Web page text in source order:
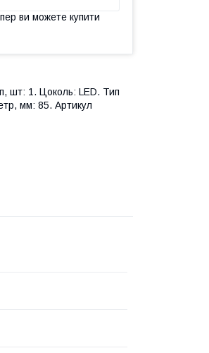
ви можете купити
шт: 1. Цоколь: LED. Тип
мм: 85. Артикул